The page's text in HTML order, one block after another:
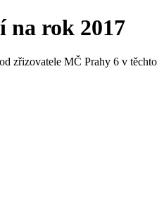
na rok 2017
zřizovatele MČ Prahy 6 v těchto